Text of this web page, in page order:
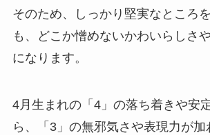
そのため、しっかり堅実なところ
も、どこか憎めないかわいらしさ
になります。
4月生まれの「4」の落ち着きや安
ら、「3」の無邪気さや表現力が加